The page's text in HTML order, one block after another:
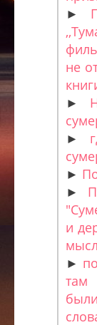
►
не
►
►
►
►
и
►